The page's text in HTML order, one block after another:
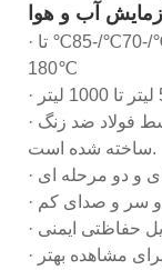
· محدوده کنترل دما از -20℃/-40℃/-60℃/-70℃/-85℃ تا
180℃
· منطقه تست توسط فولاد ضد زنگ SUS#304 برس خورده
ساخته شده است.
ای و دو مرحله ای
و سر و صدای کم
حفاظتی ایمنی